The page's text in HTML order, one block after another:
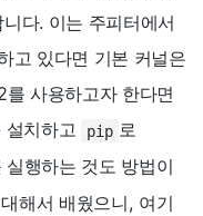
다. 이는 주피터에서
고 있다면 기본 커널은
사용하고자 한다면
설치하고
pip 로
행하는 것도 방법이
해서 배웠으니, 여기